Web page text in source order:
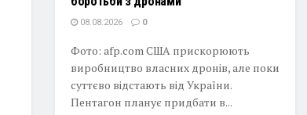
08.08.2026 0
Фото: afp.com США прискорюють
виробництво власних дронів, але поки
суттєво відстають від України.
Пентагон планує придбати в...